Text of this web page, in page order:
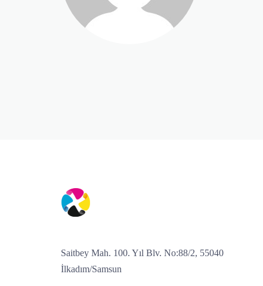
Saitbey Mah. 100. Yıl Blv. No:88/2, 55040
İlkadım/Samsun